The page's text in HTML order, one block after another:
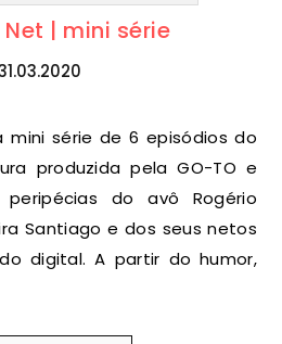
| mini série
produzida pela GO-TO e
do avô Rogério
Santiago e dos seus netos
digital. A partir do humor,